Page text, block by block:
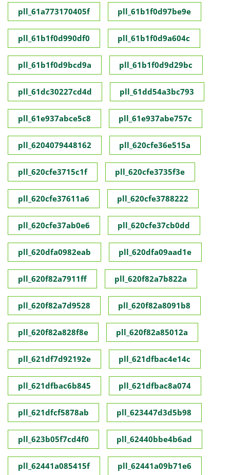
pll_61a773170405f pll_61b1f0d97be9e
pll_61b1f0d990df0 pll_61b1f0d9a604c
pll_61b1f0d9bcd9a pll_61b1f0d9d29bc
pll_61dc30227cd4d pll_61dd54a3bc793
pll_61e937abce5c8 pll_61e937abe757c
pll_6204079448162 pll_620cfe36e515a
pll_620cfe3715c1f pll_620cfe3735f3e
pll_620cfe37611a6 pll_620cfe3788222
pll_620cfe37ab0e6 pll_620cfe37cb0dd
pll_620dfa0982eab pll_620dfa09aad1e
pll_620f82a7911ff pll_620f82a7b822a
pll_620f82a7d9528 pll_620f82a8091b8
pll_620f82a828f8e pll_620f82a85012a
pll_621df7d92192e pll_621dfbac4e14c
pll_621dfbac6b845 pll_621dfbac8a074
pll_621dfcf5878ab pll_623447d3d5b98
pll_623b05f7cd4f0 pll_62440bbe4b6ad
pll_62441a085415f pll_62441a09b71e6